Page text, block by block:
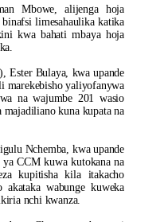
Mbowe, alijenga hoja
limesahaulika katika
kwa bahati mbaya hoja
Ester Bulaya, kwa upande
marekebisho yaliyofanywa
na wajumbe 201 wasio
kuna kupata na
Nchemba, kwa upande
ya CCM kuwa kutokana na
kupitisha kila itakacho
wabunge kuweka
nchi kwanza.